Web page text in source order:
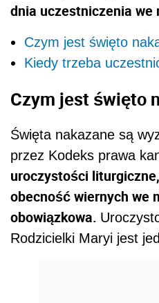
dnia uczestniczenia we
Czym jest święto
Kiedy trzeba
Czym jest święto
Święta nakazane są
przez Kodeks prawa
uroczystości
obecność wiernych we
obowiązkowa.
Rodzicielki Maryi jest